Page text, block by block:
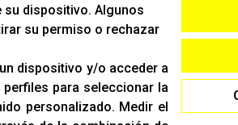
CONTACTO
info@racing-
www.racing-support.com
dispositivo. Algunos
su permiso o rechazar
dispositivo y/o acceder a
perfiles para seleccionar la
personalizado. Medir el